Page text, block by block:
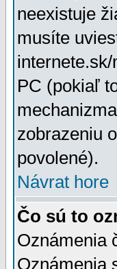
neexistuje
musíte
PC (pokiaľ
zobrazeniu
povolené).
Návrat hore
Čo sú to
Oznámenia
Oznámenia